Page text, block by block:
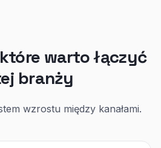
warto łączyć
branży
wzrostu między kanałami.